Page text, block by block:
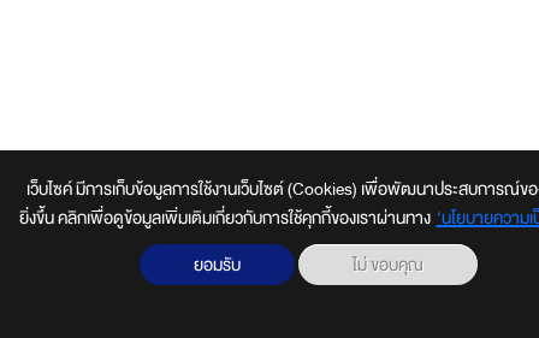
เว็บไซค์ มีการเก็บข้อมูลการใช้งานเว็บไซต์ (Cookies) เพื่อพัฒนาประสบการณ์ข
ยิ่งขึ้น คลิกเพื่อดูข้อมูลเพิ่มเติมเกี่ยวกับการใช้คุกกี้ของเราผ่านทาง‘นโยบายความ
ยอมรับ
ไม่ ขอบคุณ